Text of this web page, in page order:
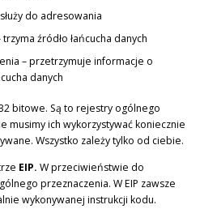
do adresowania
źródło łańcucha danych
– przetrzymuje informacje o
danych
bitowe. Są to rejestry ogólnego
musimy ich wykorzystywać koniecznie
Wszystko zależy tylko od ciebie.
EIP. W przeciwieństwie do
przeznaczenia. W EIP zawsze
wykonywanej instrukcji kodu.